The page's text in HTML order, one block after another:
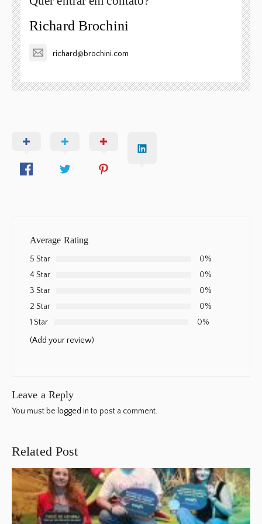
Richard Brochini
richard@brochini.com
Average Rating
5 Star
0%
4 Star
0%
3 Star
0%
2 Star
0%
1 Star
0%
(Add your review)
Leave a Reply
You must be logged into post a comment.
Related Post